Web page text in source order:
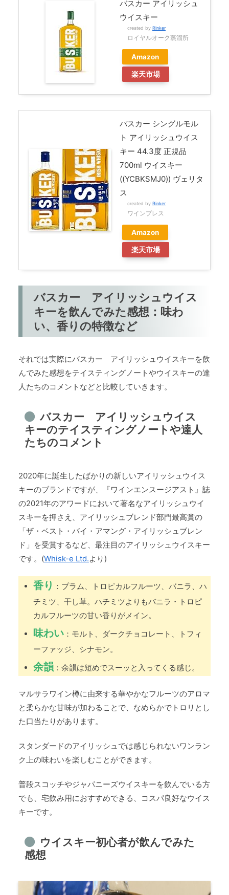
バスカー アイリッシュ
ウイスキー
created by Rinker
ロイヤルオーク蒸溜所
Amazon
楽天市場
バスカー シングルモル
ト アイリッシュウイス
キー 44.3度 正規品
700ml ウイスキー
((YCBKSMJ0)) ヴェリタ
ス
created by Rinker
ワインプレス
Amazon
楽天市場
バスカー アイリッシュウイス
キーを飲んでみた感想：味わ
い、香りの特徴など
それでは実際にバスカー アイリッシュウイスキーを飲
んでみた感想をテイスティングノートやウイスキーの達
人たちのコメントなどと比較していきます。
バスカー アイリッシュウイス
キーのテイスティングノートや達人
たちのコメント
2020年に誕生したばかりの新しいアイリッシュウイス
キーのブランドですが、『ワインエンスージアスト』誌
の2021年のアワードにおいて著名なアイリッシュウイ
スキーを押さえ、アイリッシュブレンド部門最高賞の
「ザ・ベスト・バイ・アマング・アイリッシュブレン
ド」を受賞するなど、最注目のアイリッシュウイスキー
です。(Whisk-e Ltd.より)
香り ：プラム、トロピカルフルーツ、バニラ、ハ
チミツ、干し草。ハチミツよりもバニラ・トロピ
カルフルーツの甘い香りがメイン。
味わい ：モルト、ダークチョコレート、トフィ
ーファッジ、シナモン。
余韻 ：余韻は短めでスーッと入ってくる感じ。
マルサラワイン樽に由来する華やかなフルーツのアロマ
と柔らかな甘味が加わることで、なめらかでトロリとし
た口当たりがあります。
スタンダードのアイリッシュでは感じられないワンラン
ク上の味わいを楽しむことができます。
普段スコッチやジャパニーズウイスキーを飲んでいる方
でも、宅飲み用におすすめできる、コスパ良好なウイス
キーです。
ウイスキー初心者が飲んでみた
感想